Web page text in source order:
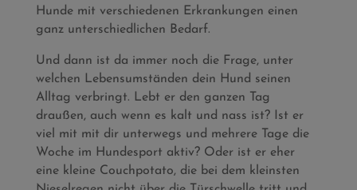
Hunde mit verschiedenen Erkrankungen einen
ganz unterschiedlichen Bedarf.
Und dann ist da immer noch die Frage, unter
welchen Lebensumständen dein Hund seinen
Alltag verbringt. Lebt er den ganzen Tag
draußen, auch wenn es kalt und nass ist? Ist er
viel mit mit dir unterwegs und mehrere Tage die
Woche im Hundesport aktiv? Oder ist er eher
eine kleine Couchpotato, die bei dem kleinsten